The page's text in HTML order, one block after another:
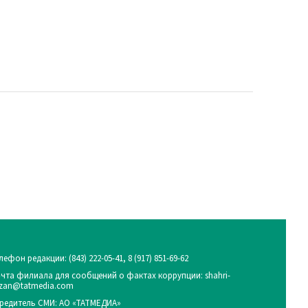
редакции:(843) 222-05-41, 8 (917) 851-69-62
филиала для сообщений о фактах коррупции: shahri-
СМИ: АО «ТАТМЕДИА»